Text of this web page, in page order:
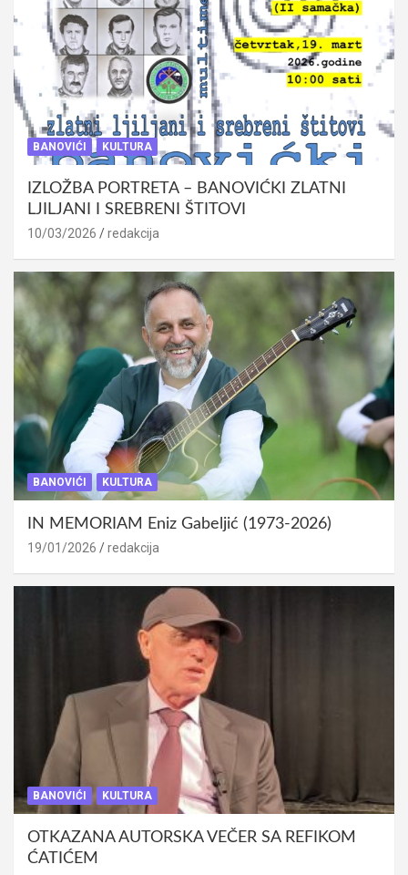
BANOVIĆI KULTURA
IZLOŽBA PORTRETA – BANOVIĆKI ZLATNI
LJILJANI I SREBRENI ŠTITOVI
10/03/2026 redakcija
BANOVIĆI KULTURA
IN MEMORIAM Eniz Gabeljić (1973-2026)
19/01/2026 redakcija
BANOVIĆI KULTURA
OTKAZANA AUTORSKA VEČER SA REFIKOM
ĆATIĆEM